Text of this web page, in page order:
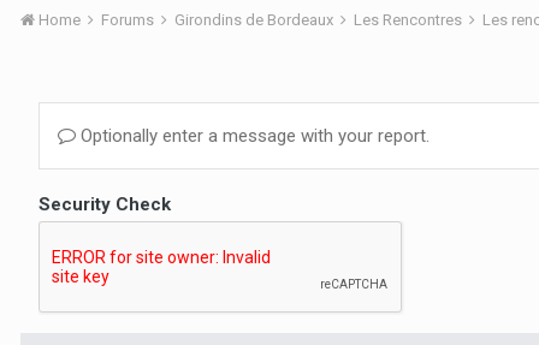
Home Forums Girondins de Bordeaux Les Rencontres Les
Optionally enter a message with your report.
Security Check